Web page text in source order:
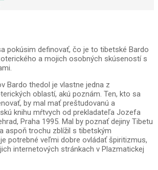
pokúsim definovať, čo je to tibetské Bardo
a mojich osobných skúseností s
Bardo thedol je vlastne jedna z
oblastí, akú poznám. Ten, kto sa
by mal mať preštudovanú a
knihu mŕtvych od prekladateľa Jozefa
Praha 1995. Mal by poznať dejiny Tibetu
aspoň trochu zblížil s tibetským
potrebné veľmi dobre ovládať špiritizmus,
internetových stránkach v Plazmatickej